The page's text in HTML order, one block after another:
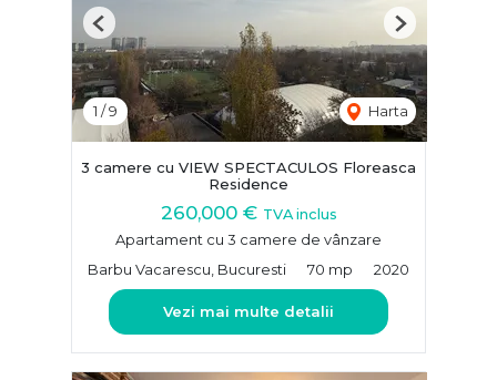
1 /9 Harta
Previous Next
3 camere cu VIEW SPECTACULOS Floreasca
Residence
260,000 € TVA inclus
Apartament cu 3 camere de vânzare
Barbu Vacarescu, Bucuresti
70 mp 2020
Vezi mai multe detalii